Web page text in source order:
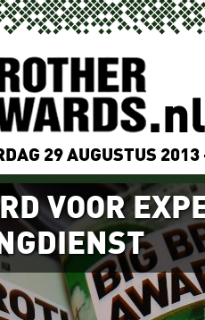
29 AUGUSTUS
VOOR